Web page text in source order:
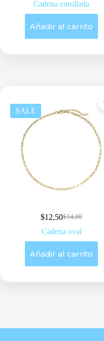
price
was:
price
is:
Cadena enrollada
Añadir al carrito
SALE
$14,00
Original
price
was:
$12,50Current
price
is:
Cadena oval
Añadir al carrito